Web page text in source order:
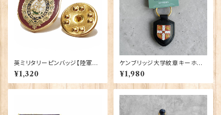
英ミリタリーピンバッジ【陸軍=S
hield Northumberland Fusil
iers】Tradition 90043-M07
8
¥1,320
ケンブリッジ大学紋章キーホル
ダー Elgate Products 9041
2（79438）
¥1,980